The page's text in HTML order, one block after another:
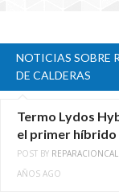
NOTICIAS SOBRE
DE CALDERAS
Termo Lydos
el primer híbrido
POST BY
AÑOS AGO